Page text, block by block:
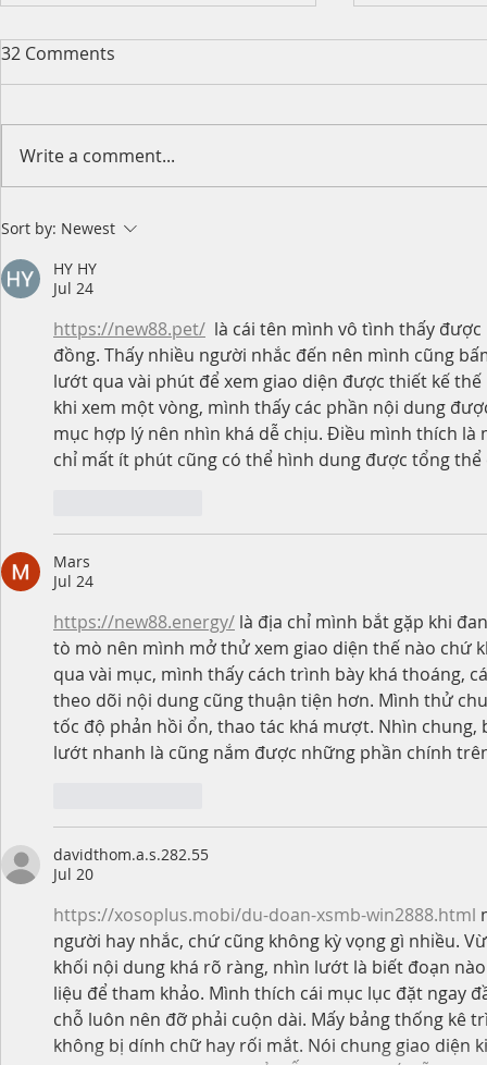
2026 King's Birthday Public
32 Comments
Write a comment...
Sort by: Newest
HY HY
Jul 24
https://new88.pet/
là cái tên mình vô tình thấy
đồng. Thấy nhiều người nhắc đến nên mình cũng
lướt qua vài phút để xem giao diện được thiết kế
khi xem một vòng, mình thấy các phần nội dung
mục hợp lý nên nhìn khá dễ chịu. Điều mình thích
chỉ mất ít phút cũng có thể hình dung được tổng thể
Mars
Jul 24
https://new88.energy/ là địa chỉ mình bắt gặp khi
tò mò nên mình mở thử xem giao diện thế nào chứ
qua vài mục, mình thấy cách trình bày khá thoáng,
theo dõi nội dung cũng thuận tiện hơn. Mình thử
tốc độ phản hồi ổn, thao tác khá mượt. Nhìn chung,
lướt nhanh là cũng nắm được những phần chính
davidthom.a.s.282.55
Jul 20
https://xosoplus.mobi/du-doan-xsmb-win2888.html
người hay nhắc, chứ cũng không kỳ vọng gì nhiều.
khối nội dung khá rõ ràng, nhìn lướt là biết đoạn
liệu để tham khảo. Mình thích cái mục lục đặt ngay
chỗ luôn nên đỡ phải cuộn dài. Mấy bảng thống kê
không bị dính chữ hay rối mắt. Nói chung giao diện